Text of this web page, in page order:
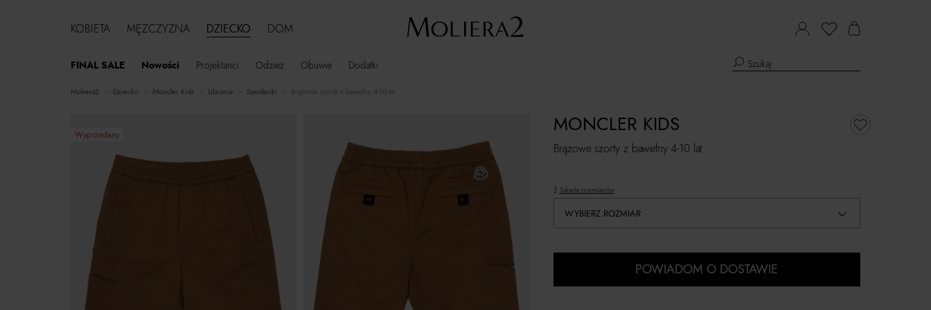
KOBIETA MĘŻCZYZNA DZIECKO
FINAL SALE Nowości Projektanci Odzież Obuwie Dodatki
DOM
moliera2 dziecko Moncler Kids ubrania spodenki Brązowe szorty z bawełny 4-10 lat
Wyprzedany
Brązowe szorty z bawełny 4-10 lat
MONCLER KIDS
Tabela rozmiarów
WYBIERZ ROZMIAR
POWIADOM O DOSTAWIE